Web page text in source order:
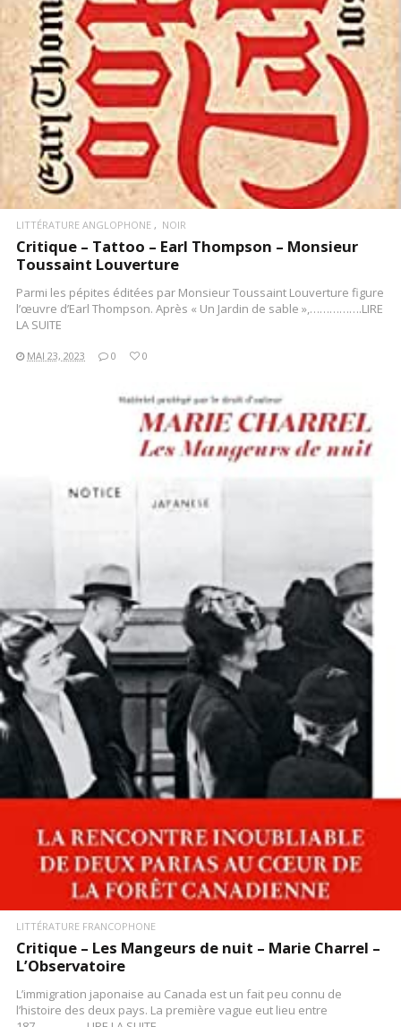
LITTÉRATURE ANGLOPHONE NOIR
Critique – Tattoo – Earl Thompson – Monsieur
Toussaint Louverture
Parmi les pépites éditées par Monsieur Toussaint Louverture figure
l’œuvre d’Earl Thompson. Après « Un Jardin de sable »,…………….LIRE
LA SUITE
MAI 23, 2023 0 0
LIRE LA SUITE
LITTÉRATURE FRANCOPHONE
Critique – Les Mangeurs de nuit – Marie Charrel –
L’Observatoire
L’immigration japonaise au Canada est un fait peu connu de
l’histoire des deux pays. La première vague eut lieu entre